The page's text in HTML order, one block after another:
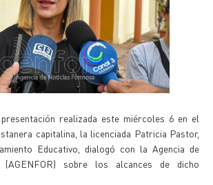
realizada este miércoles 6 en el
capitalina, la licenciada Patricia Pastor,
Educativo, dialogó con la Agencia de
(AGENFOR) sobre los alcances de dicho